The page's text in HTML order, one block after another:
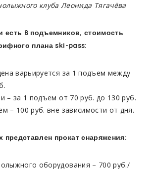
клуба Леонида Тягачёва
есть 8 подъемников, стоимость
плана ski-pass:
варьируется за 1 подъем между
– за 1 подъем от 70 руб. до 130 руб.
– 100 руб. вне зависимости от дня.
прокат снаряжения:
оборудования – 700 руб./